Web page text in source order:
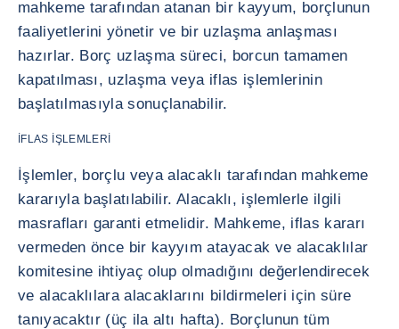
mahkeme tarafından atanan bir kayyum, borçlunun
faaliyetlerini yönetir ve bir uzlaşma anlaşması
hazırlar. Borç uzlaşma süreci, borcun tamamen
kapatılması, uzlaşma veya iflas işlemlerinin
başlatılmasıyla sonuçlanabilir.
İFLAS İŞLEMLERİ
İşlemler, borçlu veya alacaklı tarafından mahkeme
kararıyla başlatılabilir. Alacaklı, işlemlerle ilgili
masrafları garanti etmelidir. Mahkeme, iflas kararı
vermeden önce bir kayyım atayacak ve alacaklılar
komitesine ihtiyaç olup olmadığını değerlendirecek
ve alacaklılara alacaklarını bildirmeleri için süre
tanıyacaktır (üç ila altı hafta). Borçlunun tüm